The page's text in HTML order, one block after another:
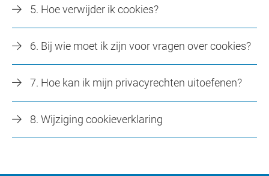
5. Hoe verwijder ik cookies?
6. Bij wie moet ik zijn voor vragen over cookies?
7. Hoe kan ik mijn privacyrechten uitoefenen?
8. Wijziging cookieverklaring